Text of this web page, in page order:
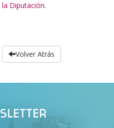
Diputación.
Volver Atrás